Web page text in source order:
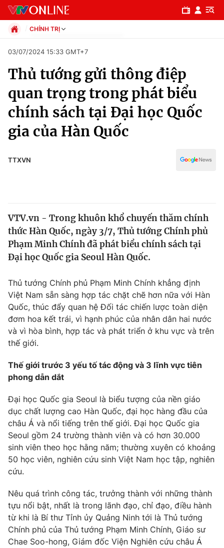
Chuyên mục
Chính trị
Xã hội
Pháp luật
Thế giới
Tin tức
Thế giới đó đây
Câu chuyện quốc tế
Kinh tế
Thị trường
Góc doanh nghiệp
Truyền hình
Phim VTV
Hậu trường
Nhân vật
Khán giả
Giải sao mai
Giải trí
Âm nhạc
Sao
Đời sống
Du lịch
Làm đẹp
Chất lượng cuộc sống
Tuyển sinh
Học trực tuyến
Công nghệ
Hitech Công nghệ tương lai
Sản phẩm
Tư vấn
Giao lưu trực tuyến
Lịch phát sóng
Chuyên mục khác
Emagazine Podcast
CHÍNH TRỊ
Xã hội
Pháp luật
Thể thao
Truyền hình
Văn hóa - Giải trí
Y tế
03/07/2024 15:33 GMT+7
Thủ tướng gửi thông điệp
quan trọng trong phát biểu
chính sách tại Đại học Quốc
gia của Hàn Quốc
TTXVN
VTV.vn - Trong khuôn khổ chuyến thăm chính
thức Hàn Quốc, ngày 3/7, Thủ tướng Chính phủ
Phạm Minh Chính đã phát biểu chính sách tại
Đại học Quốc gia Seoul Hàn Quốc.
Thủ tướng Chính phủ Phạm Minh Chính khẳng định
Việt Nam sẵn sàng hợp tác chặt chẽ hơn nữa với Hàn
Quốc, thúc đẩy quan hệ Đối tác chiến lược toàn diện
đơm hoa kết trái, vì hạnh phúc của nhân dân hai nước
và vì hòa bình, hợp tác và phát triển ở khu vực và trên
thế giới.
Thế giới trước 3 yếu tố tác động và 3 lĩnh vực tiên
phong dẫn dắt
Đại học Quốc gia Seoul là biểu tượng của nền giáo
dục chất lượng cao Hàn Quốc, đại học hàng đầu của
châu Á và nổi tiếng trên thế giới. Đại học Quốc gia
Seoul gồm 24 trường thành viên và có hơn 30.000
sinh viên theo học hằng năm; thường xuyên có khoảng
50 học viên, nghiên cứu sinh Việt Nam học tập, nghiên
cứu.
Nêu quá trình công tác, trưởng thành với những thành
tựu nổi bật, nhất là trong lãnh đạo, chỉ đạo, điều hành
từ khi là Bí thư Tỉnh ủy Quảng Ninh tới là Thủ tướng
Chính phủ của Thủ tướng Phạm Minh Chính, Giáo sư
Chae Soo-hong, Giám đốc Viện Nghiên cứu châu Á